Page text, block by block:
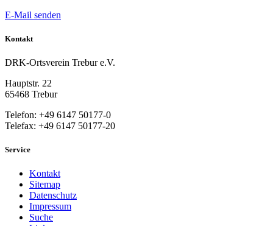
E-Mail senden
Kontakt
DRK-Ortsverein Trebur e.V.
Hauptstr. 22
65468 Trebur
Telefon: +49 6147 50177-0
Telefax: +49 6147 50177-20
Service
Kontakt
Sitemap
Datenschutz
Impressum
Suche